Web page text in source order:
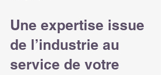
Une expertise issue
de l’industrie au
service de votre